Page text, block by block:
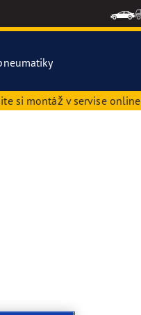
si montáž v servise online